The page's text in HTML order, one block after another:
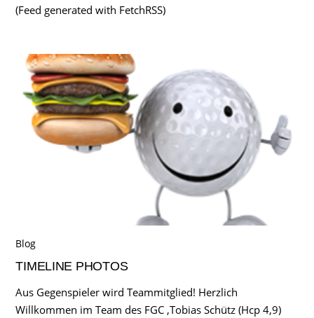
(Feed generated with FetchRSS)
Blog
TIMELINE PHOTOS
Aus Gegenspieler wird Teammitglied! Herzlich
Willkommen im Team des FGC ,Tobias Schütz (Hcp 4,9)